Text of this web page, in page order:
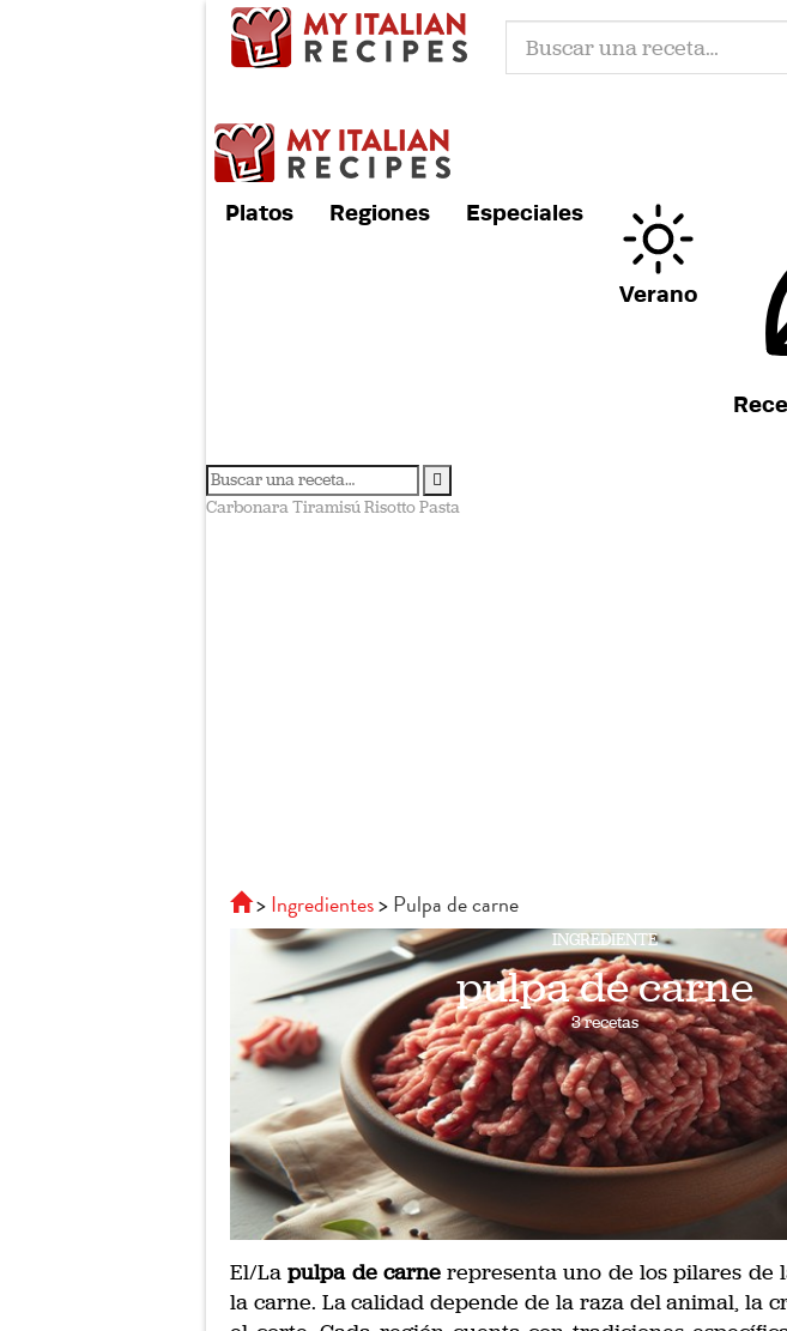
Platos Regiones Especiales
Verano
CarbonaraTiramisúRisottoPasta
Ingredientes Pulpa de carne
INGREDIENTE
pulpa de carne
3 recetas
El/Lapulpa de carnerepresenta uno de los pilares de
la carne. La calidad depende de la raza del animal, la